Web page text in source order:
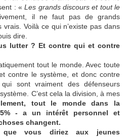
: «Les grands discours et tout le
il ne faut pas de grands
Voilà ce qui n’existe pas dans
dire.
lutter ? Et contre qui et contre
tout le monde. Avec toute
contre le système, et donc contre
sont vraiment des défenseurs
C’est cela la division, à mes
tout le monde dans la
- a un intérêt personnel et
changent.
vous diriez aux jeunes